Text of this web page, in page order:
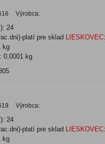
Výrobca:
24
platí pre sklad LIESKOVEC:
kg
0,0001 kg
Výrobca:
24
platí pre sklad LIESKOVEC:
kg